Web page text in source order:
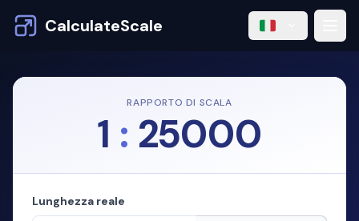
CalculateScale
RAPPORTO DI SCALA
1 : 25000
Lunghezza reale